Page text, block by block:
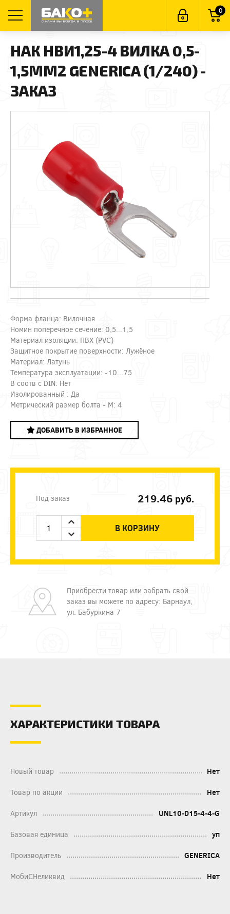
0
НАК НBИ1,25-4 ВИЛКА 0,5-
1,5ММ2 GENERICA (1/240) -
ЗАКАЗ
Форма фланца: Вилочная
Номин поперечное сечение: 0,5...1,5
Материал изоляции: ПВХ (PVC)
Защитное покрытие поверхности: Лужёное
Материал: Латунь
Температура эксплуатации: -10...75
В соотв с DIN: Нет
Изолированный : Да
Метрический размер болта - М: 4
ДОБАВИТЬ В ИЗБРАННОЕ
Под заказ 219.46 руб.
В КОРЗИНУ
Приобрести товар или забрать свой
заказ вы можете по адресу: Барнаул,
ул. Бабуркина 7
ХАРАКТЕРИСТИКИ ТОВАРА
Новый товар Нет
Товар по акции Нет
Артикул UNL10-D15-4-4-G
Базовая единица уп
Производитель GENERICA
МобиСНеликвид Нет